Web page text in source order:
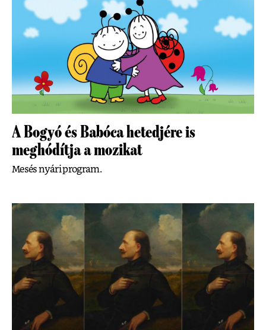
A Bogyó és Babóca hetedjére is
meghódítja a mozikat
Mesés nyári program.